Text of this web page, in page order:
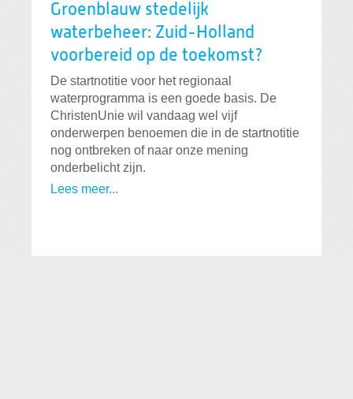
Groenblauw stedelijk
waterbeheer: Zuid-Holland
voorbereid op de toekomst?
De startnotitie voor het regionaal
waterprogramma is een goede basis. De
ChristenUnie wil vandaag wel vijf
onderwerpen benoemen die in de startnotitie
nog ontbreken of naar onze mening
onderbelicht zijn.
Lees meer...